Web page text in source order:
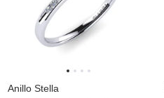
Anillo Stella